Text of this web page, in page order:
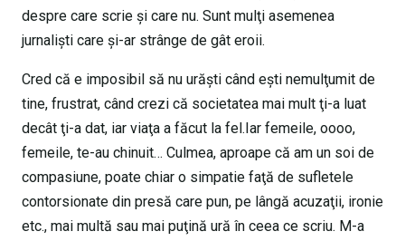
despre care scrie şi care nu. Sunt mulţi asemenea
jurnalişti care şi-ar strânge de gât eroii.
Cred că e imposibil să nu urăşti când eşti nemulţumit de
tine, frustrat, când crezi că societatea mai mult ţi-a luat
decât ţi-a dat, iar viaţa a făcut la fel.Iar femeile, oooo,
femeile, te-au chinuit… Culmea, aproape că am un soi de
compasiune, poate chiar o simpatie faţă de sufletele
contorsionate din presă care pun, pe lângă acuzaţii, ironie
etc., mai multă sau mai puţină ură în ceea ce scriu. M-a